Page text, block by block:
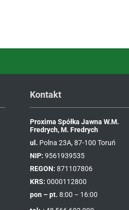
Kontakt
Proxima Spółka Jawna W.M.
Fredrych, M. Fredrych
ul. Polna 23A, 87-100 Toruń
NIP: 9561939535
REGON: 871107806
KRS: 0000112800
pon – pt. 8:00 – 16:00